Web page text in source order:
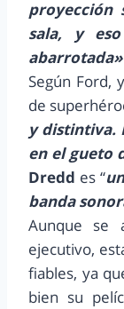
proyección
sala, y
abarrotada»
Según Ford,
de
y distintiva.
en el gueto
Dredd es “
banda
Aunque se
ejecutivo,
fiables, ya
bien su